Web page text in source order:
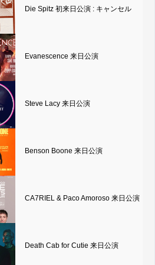
Die Spitz 初来日公演 : キャンセル
Evanescence 来日公演
Steve Lacy 来日公演
Benson Boone 来日公演
CA7RIEL & Paco Amoroso 来日公演
Death Cab for Cutie 来日公演